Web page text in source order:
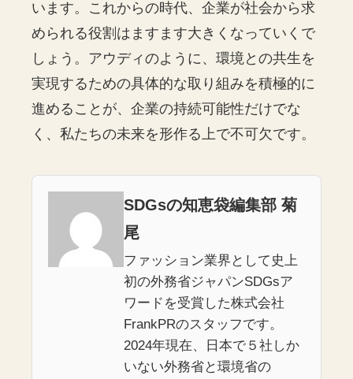
います。これからの時代、企業が社会から求
められる役割はますます大きくなっていくで
しょう。アウディのように、環境との共生を
実現するための具体的な取り組みを積極的に
進めることが、企業の持続可能性だけでな
く、私たちの未来を形作る上で不可欠です。
SDGsの知恵袋編集部 菊
尾
ファッション業界として史上
初の外務省ジャパンSDGsア
ワードを受賞した株式会社
FrankPRのスタッフです。
2024年現在、日本で５社しか
いない外務省と環境省の